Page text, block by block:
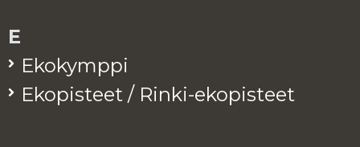
E
Eko­kymp­pi
Eko­pis­teet / Rinki-eko­pis­teet